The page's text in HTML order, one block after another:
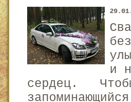
и
сердец. Чтобы